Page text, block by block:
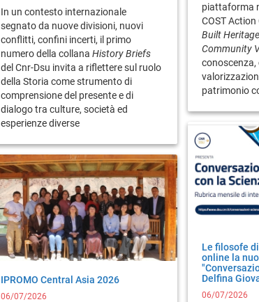
piattaforma
COST
Built
Community
conoscenza,
patrimonio
In un contesto internazionale
segnato da nuove divisioni, nuovi
conflitti, confini incerti, il primo
numero della collana History Briefs
del Cnr-Dsu invita a riflettere sul ruolo
della Storia come strumento di
comprensione del presente e di
dialogo tra culture, società ed
esperienze diverse
Le filosofe
online la
Delfina
06/07/2026
IPROMO Central Asia 2026
06/07/2026